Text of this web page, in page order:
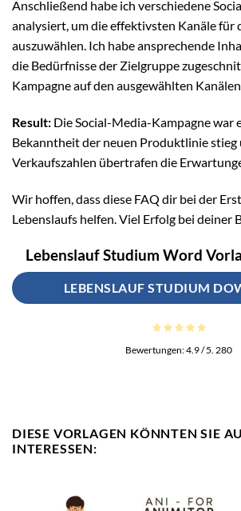
Anschließend habe ich verschiedene
analysiert, um die effektivsten Kanäle für
auszuwählen. Ich habe ansprechende
die Bedürfnisse der Zielgruppe
Kampagne auf den ausgewählten
Result: Die Social-Media-Kampagne war
Bekanntheit der neuen Produktlinie stieg
Verkaufszahlen übertrafen die
Wir hoffen, dass diese FAQ dir bei der
Lebenslaufs helfen. Viel Erfolg bei deiner
Lebenslauf Studium Word
LEBENSLAUF STUDIUM
Bewertungen:4.9/ 5. 280
DIESE VORLAGEN KÖNNTEN SIE
INTERESSEN: